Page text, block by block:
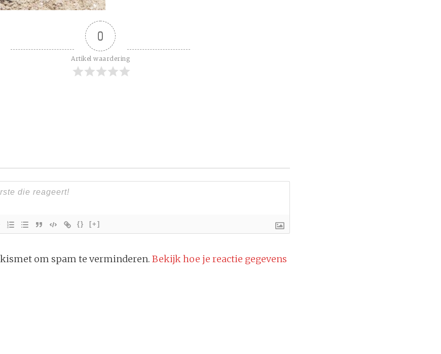
0
Artikel waardering
{} [+]
om spam te verminderen. Bekijk hoe je reactie gegevens